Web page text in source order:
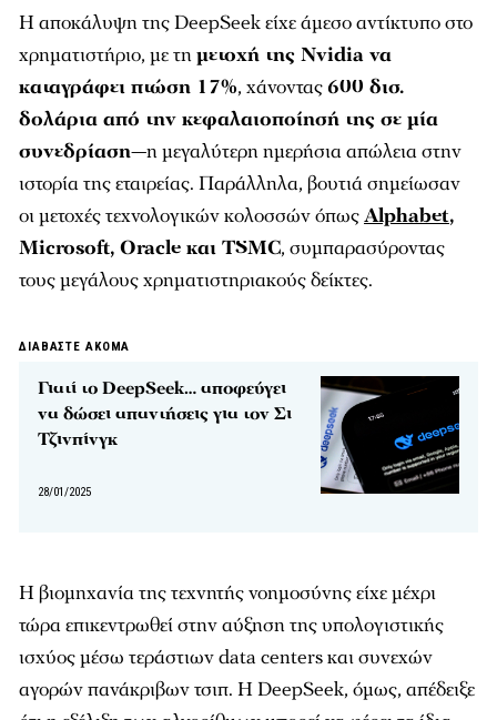
Η αποκάλυψη της DeepSeek είχε άμεσο αντίκτυπο στο
χρηματιστήριο, με τημετοχή της Nvidia να
καταγράφει πτώση 17%, χάνοντας600 δισ.
δολάρια από την κεφαλαιοποίησή της σε μία
συνεδρίαση—η μεγαλύτερη ημερήσια απώλεια στην
ιστορία της εταιρείας. Παράλληλα, βουτιά σημείωσαν
οι μετοχές τεχνολογικών κολοσσών όπωςAlphabet,
Microsoft, Oracle και TSMC, συμπαρασύροντας
τους μεγάλους χρηματιστηριακούς δείκτες.
ΔΙΑΒΑΣΤΕ ΑΚΟΜΑ
Γιατί το DeepSeek… αποφεύγει
να δώσει απαντήσεις για τον Σι
Τζινπίνγκ
28/01/2025
Η βιομηχανία της τεχνητής νοημοσύνης είχε μέχρι
τώρα επικεντρωθεί στην αύξηση της υπολογιστικής
ισχύος μέσω τεράστιων data centers και συνεχών
αγορών πανάκριβων τσιπ. Η DeepSeek, όμως, απέδειξε